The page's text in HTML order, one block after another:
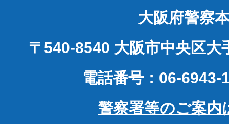
大阪府警察
〒540-8540 大阪市中央区大
電話番号：06-6943-
警察署等のご案内